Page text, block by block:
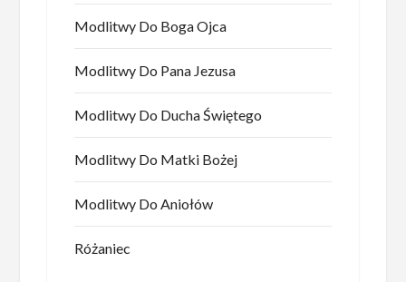
Modlitwy Do Boga Ojca
Modlitwy Do Pana Jezusa
Modlitwy Do Ducha Świętego
Modlitwy Do Matki Bożej
Modlitwy Do Aniołów
Różaniec